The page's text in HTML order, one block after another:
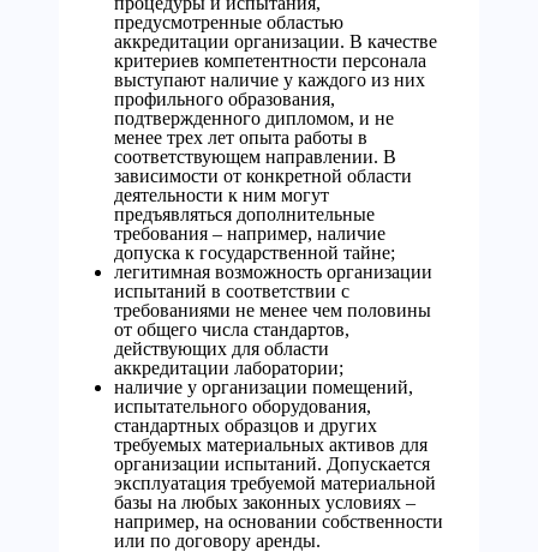
предусмотренные областью
аккредитации организации. В качестве
критериев компетентности персонала
выступают наличие у каждого из них
профильного образования,
подтвержденного дипломом, и не
менее трех лет опыта работы в
соответствующем направлении. В
зависимости от конкретной области
деятельности к ним могут
предъявляться дополнительные
требования – например, наличие
допуска к государственной тайне;
легитимная возможность организации
испытаний в соответствии с
требованиями не менее чем половины
от общего числа стандартов,
действующих для области
аккредитации лаборатории;
наличие у организации помещений,
испытательного оборудования,
стандартных образцов и других
требуемых материальных активов для
организации испытаний. Допускается
эксплуатация требуемой материальной
базы на любых законных условиях –
например, на основании собственности
или по договору аренды.